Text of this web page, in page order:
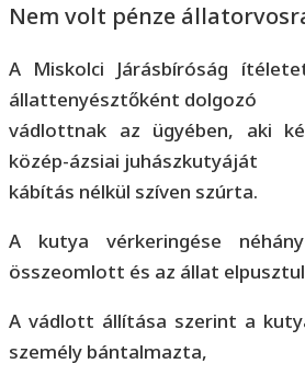
Nem volt pénze
A Miskolci Járásbíróság
állattenyésztőként dolgozó
vádlottnak az ügyében, aki
közép-ázsiai juhászkutyáját
kábítás nélkül szíven szúrta.
A kutya vérkeringése
összeomlott és az állat
A vádlott állítása szerint a
személy bántalmazta,